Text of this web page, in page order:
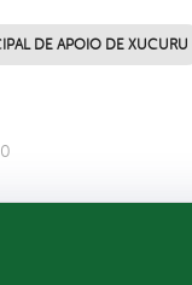
DE APOIO DE XUCURU